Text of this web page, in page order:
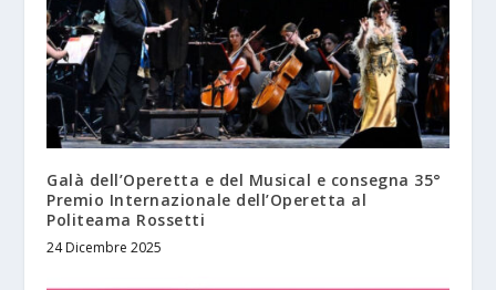
Galà dell’Operetta e del Musical e consegna 35°
Premio Internazionale dell’Operetta al
Politeama Rossetti
24 Dicembre 2025